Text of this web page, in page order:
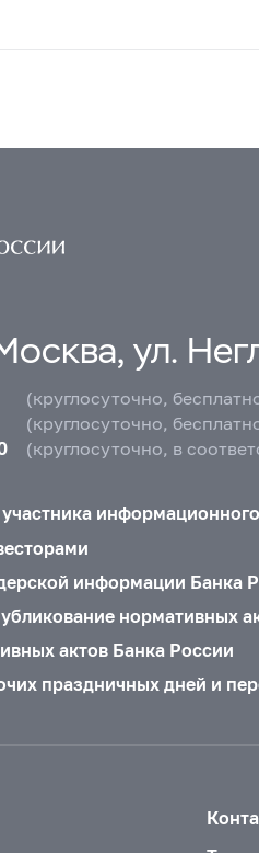
ул.
(круглосуточно,
(круглосуточно,
(круглосуточно, в
информации Банка
нормативных
актов Банка России
праздничных дней и